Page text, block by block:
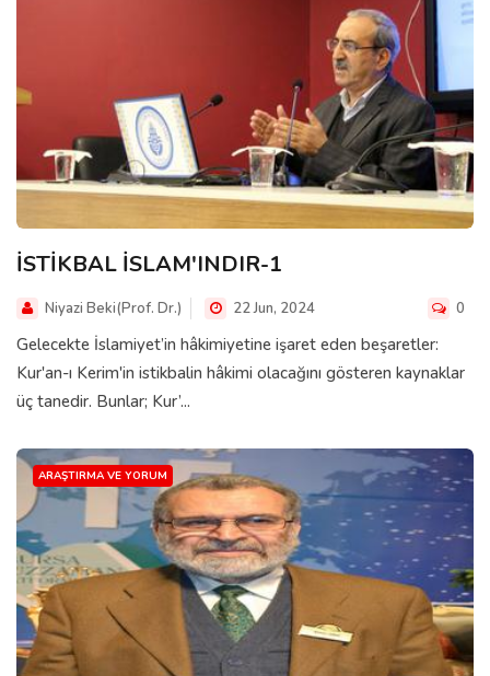
İSTİKBAL İSLAM'INDIR-1
Niyazi Beki(Prof. Dr.) 22 Jun, 2024 0
Gelecekte İslamiyet’in hâkimiyetine işaret eden beşaretler:
Kur'an-ı Kerim'in istikbalin hâkimi olacağını gösteren kaynaklar
üç tanedir. Bunlar; Kur’...
ARAŞTIRMA VE YORUM